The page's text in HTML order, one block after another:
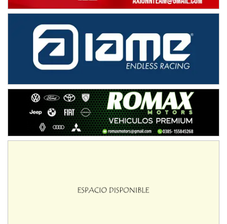
IAME SERIES ARGENTINA 6
Ramiro Tot (Asfalto)
Baradero (Buenos Aires)
KDO - F6
Ciudad de Trenque Lauquen (Asfalto)
Trenque Lauquen (Buenos Aires)
ENTRERRIANO - F6 (POSTERGADA)
Parque de la Velocidad (Asfalto)
Villaguay (Entre Ríos)
VICTORIENSE - F7
Gral. E. Godoy (Río Negro)